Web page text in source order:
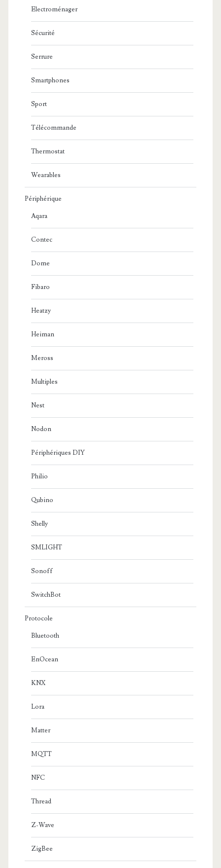
Electroménager
Sécurité
Serrure
Smartphones
Sport
Télécommande
Thermostat
Wearables
Périphérique
Aqara
Contec
Dome
Fibaro
Heatzy
Heiman
Meross
Multiples
Nest
Nodon
Périphériques DIY
Philio
Qubino
Shelly
SMLIGHT
Sonoff
SwitchBot
Protocole
Bluetooth
EnOcean
KNX
Lora
Matter
MQTT
NFC
Thread
Z-Wave
ZigBee